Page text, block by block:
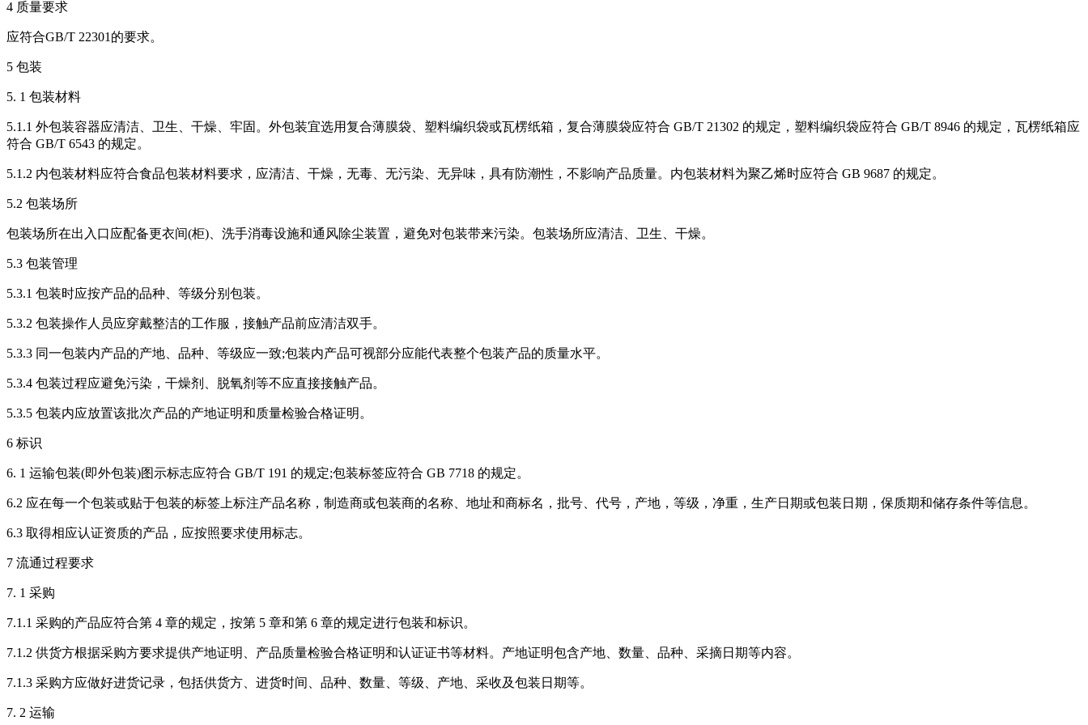
4 质量要求
应符合GB/T 22301的要求。
5 包装
5. 1 包装材料
5.1.1 外包装容器应清洁、卫生、干燥、牢固。外包装宜选用复合薄膜袋、塑料编织袋或瓦楞纸箱，复合薄膜袋应符合 GB/T 21302 的规定，塑料编织袋应符合 GB/T 8946 的规定，瓦楞纸箱应
符合 GB/T 6543 的规定。
5.1.2 内包装材料应符合食品包装材料要求，应清洁、干燥，无毒、无污染、无异味，具有防潮性，不影响产品质量。内包装材料为聚乙烯时应符合 GB 9687 的规定。
5.2 包装场所
包装场所在出入口应配备更衣间(柜)、洗手消毒设施和通风除尘装置，避免对包装带来污染。包装场所应清洁、卫生、干燥。
5.3 包装管理
5.3.1 包装时应按产品的品种、等级分别包装。
5.3.2 包装操作人员应穿戴整洁的工作服，接触产品前应清洁双手。
5.3.3 同一包装内产品的产地、品种、等级应一致;包装内产品可视部分应能代表整个包装产品的质量水平。
5.3.4 包装过程应避免污染，干燥剂、脱氧剂等不应直接接触产品。
5.3.5 包装内应放置该批次产品的产地证明和质量检验合格证明。
6 标识
6. 1 运输包装(即外包装)图示标志应符合 GB/T 191 的规定;包装标签应符合 GB 7718 的规定。
6.2 应在每一个包装或贴于包装的标签上标注产品名称，制造商或包装商的名称、地址和商标名，批号、代号，产地，等级，净重，生产日期或包装日期，保质期和储存条件等信息。
6.3 取得相应认证资质的产品，应按照要求使用标志。
7 流通过程要求
7. 1 采购
7.1.1 采购的产品应符合第 4 章的规定，按第 5 章和第 6 章的规定进行包装和标识。
7.1.2 供货方根据采购方要求提供产地证明、产品质量检验合格证明和认证证书等材料。产地证明包含产地、数量、品种、采摘日期等内容。
7.1.3 采购方应做好进货记录，包括供货方、进货时间、品种、数量、等级、产地、采收及包装日期等。
7. 2 运输